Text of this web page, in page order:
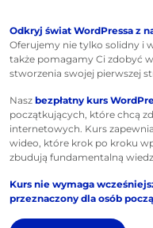
Odkryj świat WordPressa z
Oferujemy nie tylko solidny i
także pomagamy Ci zdobyć
stworzenia swojej pierwszej
Nasz bezpłatny kurs
początkujących, które chcą
internetowych. Kurs
wideo, które krok po kroku
zbudują fundamentalną
Kurs nie wymaga
przeznaczony dla osób